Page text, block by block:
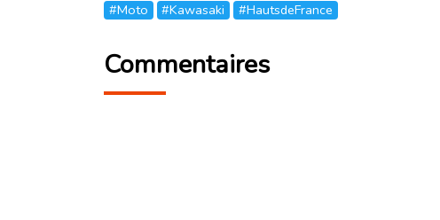
#Moto #Kawasaki #HautsdeFrance
Commentaires